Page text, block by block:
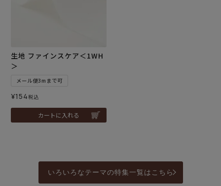
生地 ファインスケア＜1WH
＞
メール便3mまで可
¥154税込
カートに入れる
いろいろなテーマの特集一覧はこちら